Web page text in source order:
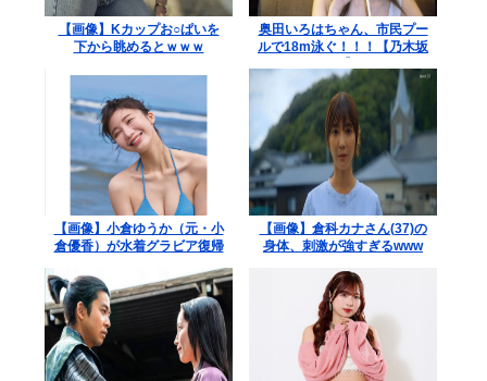
【画像】Kカップお○ぱいを
下から眺めるとｗｗｗ
奥田いろはちゃん、市民プー
ルで18m泳ぐ！！！【乃木坂
【画像】小倉ゆうか（元・小
倉優香）が水着グラビア復帰
【画像】倉科カナさん(37)の
身体、刺激が強すぎるwww